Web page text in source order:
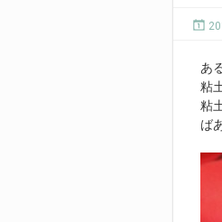
あ
粘
粘
ば